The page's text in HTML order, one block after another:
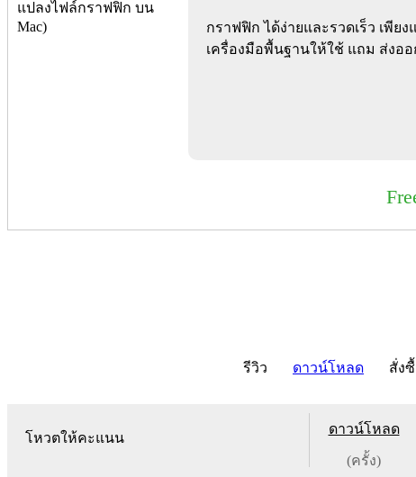
กราฟฟิก ได้ง่ายและรวดเร็ว เพีย
เครื่องมือพื้นฐานให้ใช้ แถม ส่งอ
รีวิว ดาวน์โหลด สั่ง
โหวตให้คะแนน
ดาวน์โหลด
(ครั้ง)